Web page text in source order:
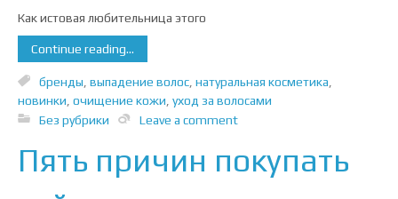
Как истовая любительница этого
Continue reading...
бренды выпадение волос натуральная косметика
новинки очищение кожи уход за волосами
Без рубрики
Leave a comment
Пять причин покупать